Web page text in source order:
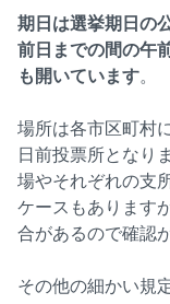
期日は選挙期日の
前日までの間の午
も開いています。
場所は各市区町村
日前投票所となり
場やそれぞれの支
ケースもあります
合があるので確認
その他の細かい規